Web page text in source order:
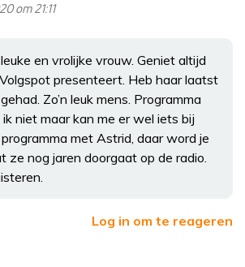
om 21:11
en vrolijke vrouw. Geniet altijd
presenteert. Heb haar laatst
Zo’n leuk mens. Programma
niet maar kan me er wel iets bij
met Astrid, daar word je
ze nog jaren doorgaat op de radio.
Log in om te reageren